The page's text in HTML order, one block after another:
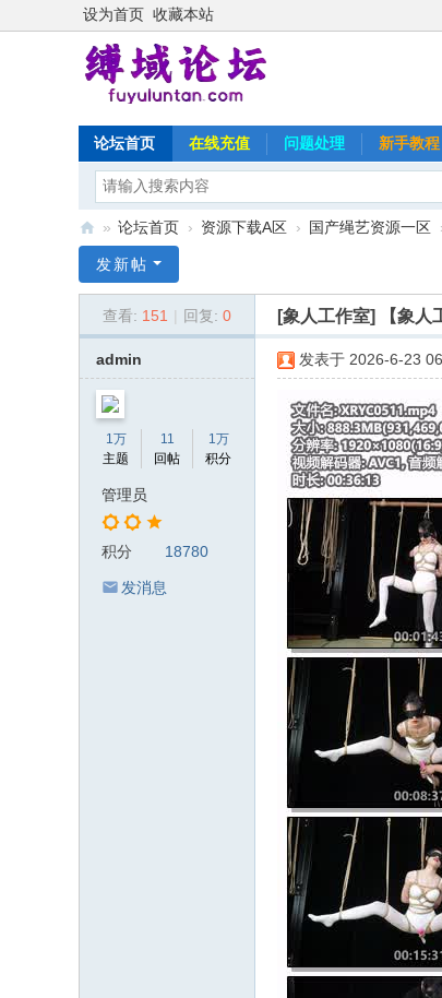
设为首页 收藏本站
论坛首页 在线充值 问题处理 新手教程
域
» 论坛首页 › 资源下载A区 › 国产绳艺资源一区
发新帖
查看: 151 回复: 0 [象人工作室] 【象
admin
1万
主题
11
回帖
1万
积分
管理员
积分 18780
发消息
发表于 2026-6-23